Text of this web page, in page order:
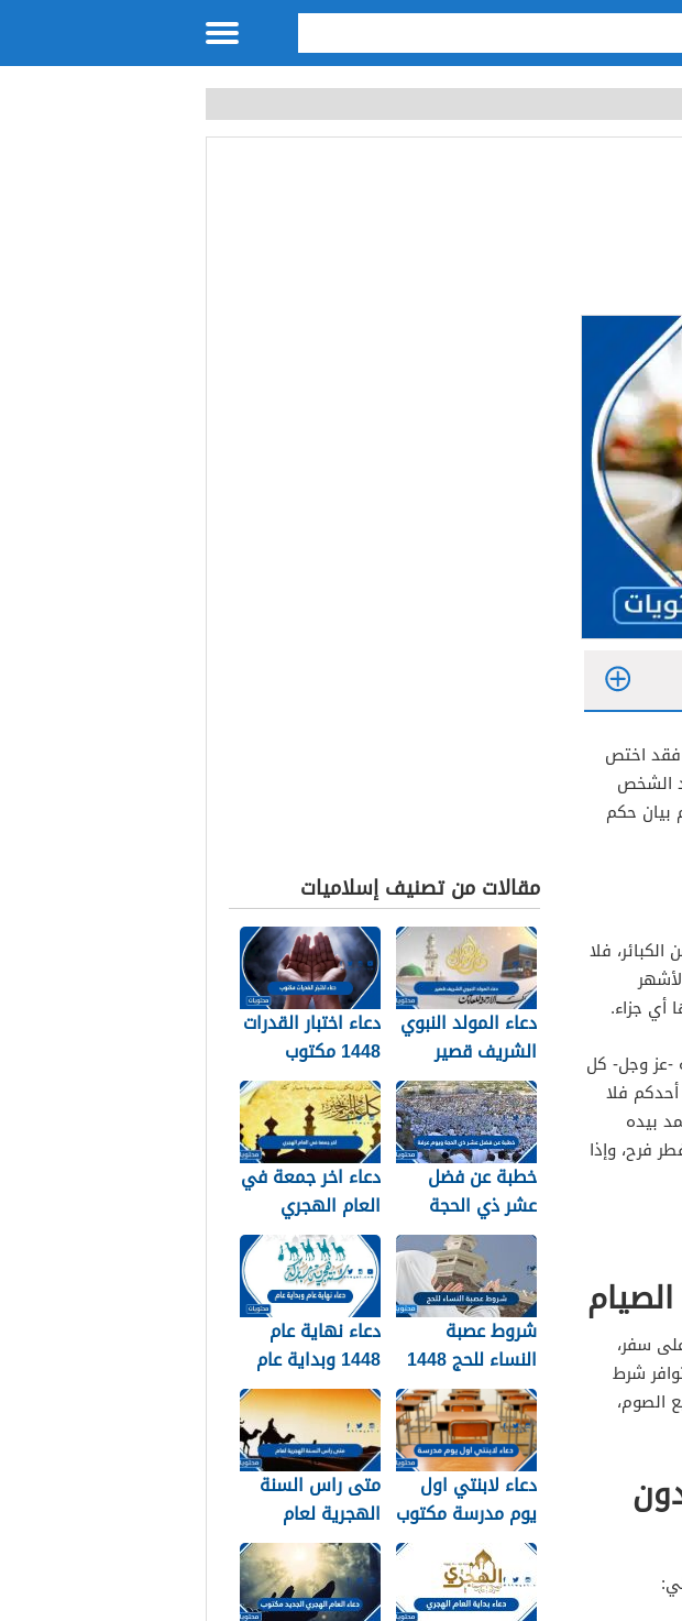
فقد اختص
الشخص
بيان حكم
فلا
أي جزاء.
-عز وجل- كل
فلا
بيده
فرح، وإذا
سفر،
شرط
الصوم،
مقالات من تصنيف إسلاميات
دعاء المولد النبوي
الشريف قصير
2026 مكتوب
دعاء اختبار القدرات
1448 مكتوب
خطبة عن فضل
عشر ذي الحجة
ويوم عرفة 1448 /
2026
دعاء اخر جمعة في
العام الهجري
1447 ودخول العام
الجديد 1448
شروط عصبة
النساء للحج 1448
دعاء نهاية عام
1448 وبداية عام
1449
دعاء لابنتي اول
يوم مدرسة مكتوب
وبالصور 2026
متى راس السنة
الهجرية لعام
2026